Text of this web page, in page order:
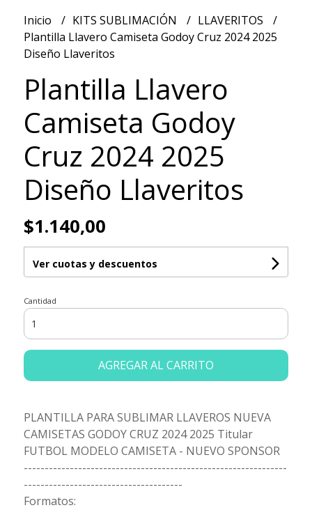
Inicio KITS SUBLIMACIÓN
LLAVERITOS
Plantilla Llavero Camiseta Godoy Cruz 2024 2025
Diseño Llaveritos
Plantilla Llavero
Camiseta Godoy
Cruz 2024 2025
Diseño Llaveritos
$1.140,00
Ver cuotas y descuentos
Cantidad
AGREGAR AL CARRITO
PLANTILLA PARA SUBLIMAR LLAVEROS NUEVA
CAMISETAS GODOY CRUZ 2024 2025 Titular
FUTBOL MODELO CAMISETA - NUEVO SPONSOR
---------------------------------------------------------------
--------------------------------------
Formatos: